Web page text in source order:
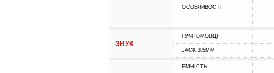
ОСОБЛИВОСТІ
ЗВУК
ГУЧНОМОВЦІ
JACK 3.5MM
ЕМНІСТЬ